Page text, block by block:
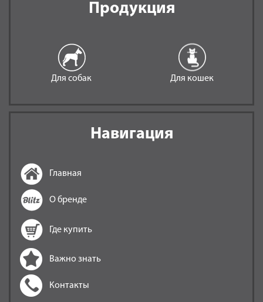
Продукция
Для собак Для кошек
Навигация
Главная
О бренде
Где купить
Важно знать
Контакты